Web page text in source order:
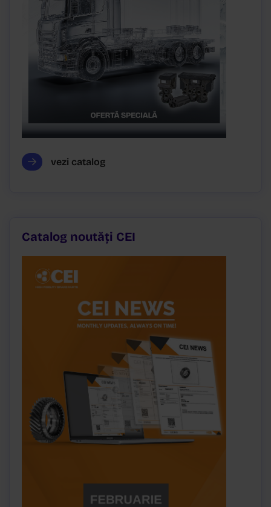
vezi catalog
Catalog noutăți CEI